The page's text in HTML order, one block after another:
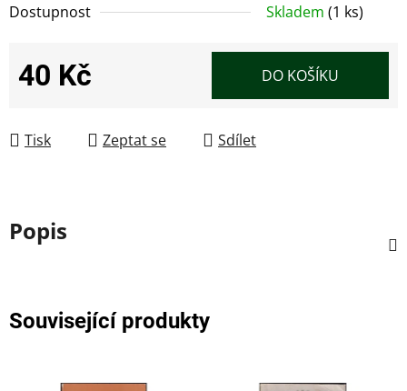
Dostupnost Skladem (1 ks)
40 Kč DO KOŠÍKU
Tisk Zeptat se Sdílet
Popis
Související produkty